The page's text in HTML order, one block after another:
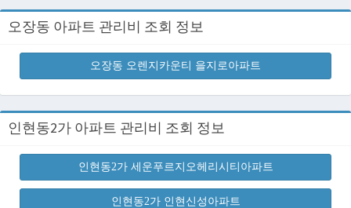
오장동 아파트 관리비 조회 정보
오장동 오렌지카운티 을지로아파트
인현동2가 아파트 관리비 조회 정보
인현동2가 세운푸르지오헤리시티아파트
인현동2가 인현신성아파트